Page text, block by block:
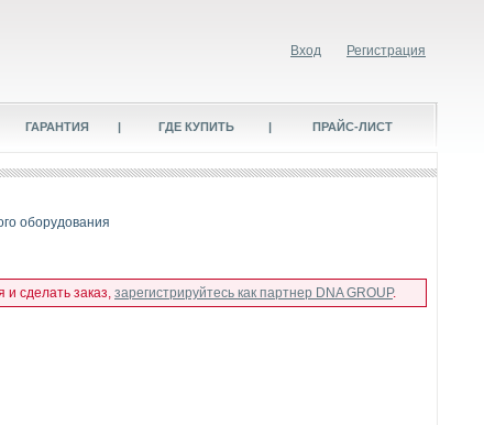
Вход Регистрация
ГАРАНТИЯ | ГДЕ КУПИТЬ | ПРАЙС-ЛИСТ
оборудования
сделать заказ, зарегистрируйтесь как партнер DNA GROUP.